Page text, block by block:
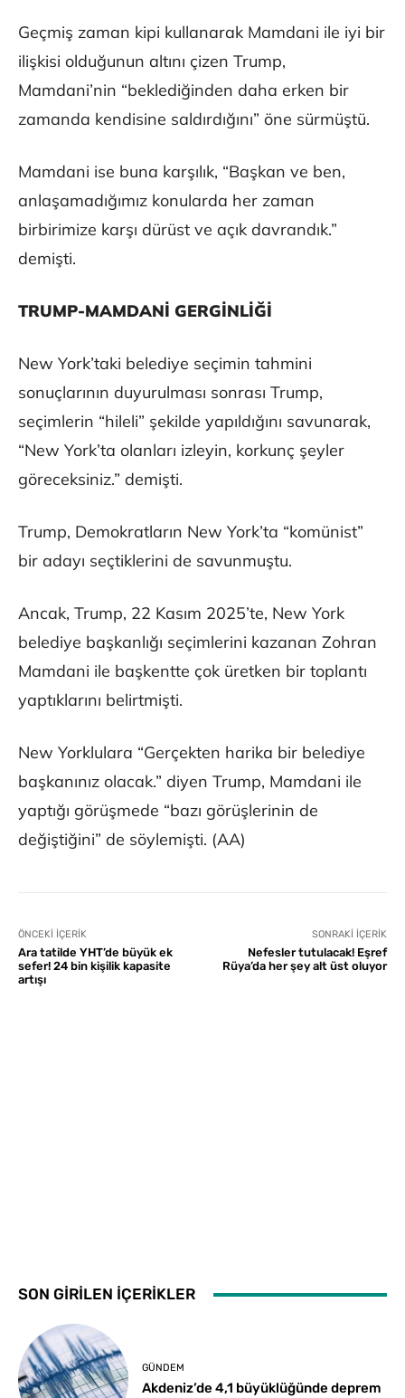
Geçmiş zaman kipi kullanarak Mamdani ile iyi bir
ilişkisi olduğunun altını çizen Trump,
Mamdani’nin “beklediğinden daha erken bir
zamanda kendisine saldırdığını” öne sürmüştü.
Mamdani ise buna karşılık, “Başkan ve ben,
anlaşamadığımız konularda her zaman
birbirimize karşı dürüst ve açık davrandık.”
demişti.
TRUMP-MAMDANİ GERGİNLİĞİ
New York’taki belediye seçimin tahmini
sonuçlarının duyurulması sonrası Trump,
seçimlerin “hileli” şekilde yapıldığını savunarak,
“New York’ta olanları izleyin, korkunç şeyler
göreceksiniz.” demişti.
Trump, Demokratların New York’ta “komünist”
bir adayı seçtiklerini de savunmuştu.
Ancak, Trump, 22 Kasım 2025’te, New York
belediye başkanlığı seçimlerini kazanan Zohran
Mamdani ile başkentte çok üretken bir toplantı
yaptıklarını belirtmişti.
New Yorklulara “Gerçekten harika bir belediye
başkanınız olacak.” diyen Trump, Mamdani ile
yaptığı görüşmede “bazı görüşlerinin de
değiştiğini” de söylemişti. (AA)
ÖNCEKI İÇERIK
Ara tatilde YHT’de büyük ek
sefer! 24 bin kişilik kapasite
artışı
SONRAKI İÇERIK
Nefesler tutulacak! Eşref
Rüya’da her şey alt üst oluyor
SON GİRİLEN İÇERİKLER
GÜNDEM
Akdeniz’de 4,1 büyüklüğünde deprem